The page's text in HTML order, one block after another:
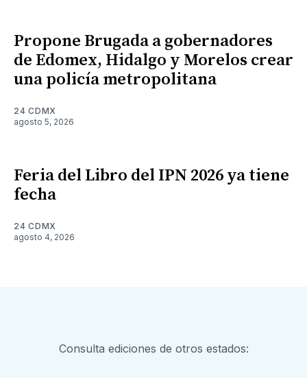
Propone Brugada a gobernadores
de Edomex, Hidalgo y Morelos crear
una policía metropolitana
24 CDMX
agosto 5, 2026
Feria del Libro del IPN 2026 ya tiene
fecha
24 CDMX
agosto 4, 2026
Consulta ediciones de otros estados: